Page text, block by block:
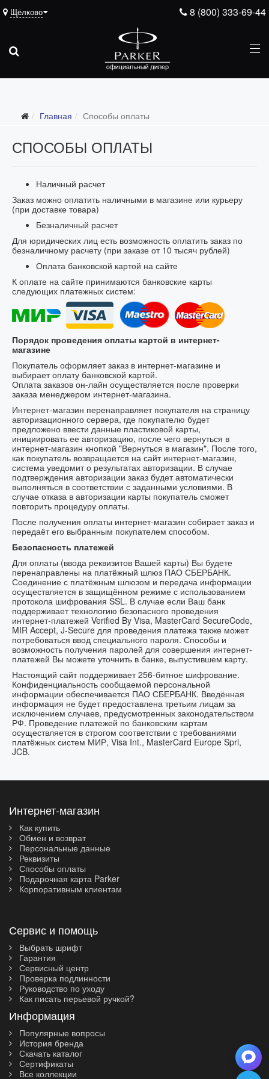
8 (800) 333-69-44
Щёлково
Главная Способы оплаты
СПОСОБЫ ОПЛАТЫ
Наличный расчет
Заказ можно оплатить наличными в магазине или курьеру
(при доставке товара)
Безналичный расчет
Для юридических лиц есть возможность оплатить заказ по
безналичному расчету (при заказе от 10 тысяч рублей)
Оплата банковской картой на сайте
К оплате на сайте принимаются банковские карты
следующих платежных систем:
Порядок проведения оплаты картой в интернет-
магазине
Покупатель оформляет заказ в интернет-магазине и
выбирает оплату банковской картой.
Оплата заказов он-лайн осуществляется после проверки
заказа менеджером интернет-магазина.
Интернет-магазин перенаправляет покупателя на страницу
авторизационного сервера, где покупателю будет
предложено ввести данные пластиковой карты,
инициировать ее авторизацию, после чего вернуться в
интернет-магазин кнопкой "Вернуться в магазин". После того,
как покупатель возвращается на сайт интернет-магазин,
система уведомит о результатах авторизации. В случае
подтверждения авторизации заказ будет автоматически
выполняться в соответствии с заданными условиями. В
случае отказа в авторизации карты покупатель сможет
повторить процедуру оплаты.
После получения оплаты интернет-магазин собирает заказ и
передаёт его выбранным покупателем способом.
Безопасность платежей
Для оплаты (ввода реквизитов Вашей карты) Вы будете
перенаправлены на платёжный шлюз ПАО СБЕРБАНК.
Соединение с платёжным шлюзом и передача информации
осуществляется в защищённом режиме с использованием
протокола шифрования SSL. В случае если Ваш банк
поддерживает технологию безопасного проведения
интернет-платежей Verified By Visa, MasterCard SecureCode,
MIR Accept, J-Secure для проведения платежа также может
потребоваться ввод специального пароля. Способы и
возможность получения паролей для совершения интернет-
платежей Вы можете уточнить в банке, выпустившем карту.
Настоящий сайт поддерживает 256-битное шифрование.
Конфиденциальность сообщаемой персональной
информации обеспечивается ПАО СБЕРБАНК. Введённая
информация не будет предоставлена третьим лицам за
исключением случаев, предусмотренных законодательством
РФ. Проведение платежей по банковским картам
осуществляется в строгом соответствии с требованиями
платёжных систем МИР, Visa Int., MasterCard Europe Sprl,
JCB.
Интернет-магазин
Как купить
Обмен и возврат
Персональные данные
Реквизиты
Способы оплаты
Подарочная карта Parker
Корпоративным клиентам
Сервис и помощь
Выбрать шрифт
Гарантия
Сервисный центр
Проверка подлинности
Руководство по уходу
Как писать перьевой ручкой?
Информация
Популярные вопросы
История бренда
Скачать каталог
Сертификаты
Все коллекции